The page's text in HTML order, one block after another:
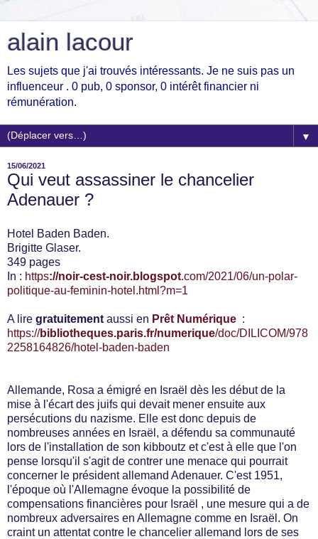
alain lacour
Les sujets que j'ai trouvés intéressants. Je ne suis pas un
influenceur . 0 pub, 0 sponsor, 0 intérêt financier ni
rémunération.
▼
15/06/2021
Qui veut assassiner le chancelier
Adenauer ?
Hotel Baden Baden.
Brigitte Glaser.
349 pages
In : https://noir-cest-noir.blogspot.com/2021/06/un-polar-
politique-au-feminin-hotel.html?m=1
A lire gratuitement aussi en Prêt Numérique :
https://bibliotheques.paris.fr/numerique/doc/DILICOM/978
2258164826/hotel-baden-baden
Allemande, Rosa a émigré en Israël dès les début de la
mise à l'écart des juifs qui devait mener ensuite aux
persécutions du nazisme. Elle est donc depuis de
nombreuses années en Israël, a défendu sa communauté
lors de l'installation de son kibboutz et c'est à elle que l'on
pense lorsqu'il s'agit de contrer une menace qui pourrait
concerner le président allemand Adenauer. C'est 1951,
l'époque où l'Allemagne évoque la possibilité de
compensations financières pour Israël , une mesure qui a de
nombreux adversaires en Allemagne comme en Israël. On
craint un attentat contre le chancelier allemand lors de ses